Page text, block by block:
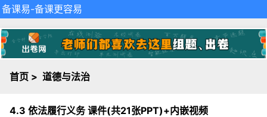
备课易-备课更容易
首页 > 道德与法治
4.3 依法履行义务 课件(共21张PPT)+内嵌视频